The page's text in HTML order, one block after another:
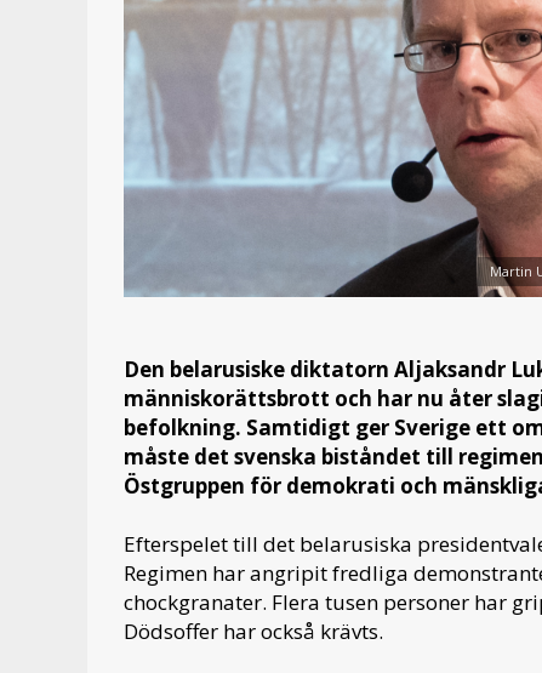
Martin
Den belarusiske diktatorn Aljaksandr
människorättsbrott och har nu åter
befolkning. Samtidigt ger Sverige ett
måste det svenska biståndet till
Östgruppen för demokrati och
Efterspelet till det belarusiska
Regimen har angripit fredliga
chockgranater. Flera tusen personer har
Dödsoffer har också krävts.